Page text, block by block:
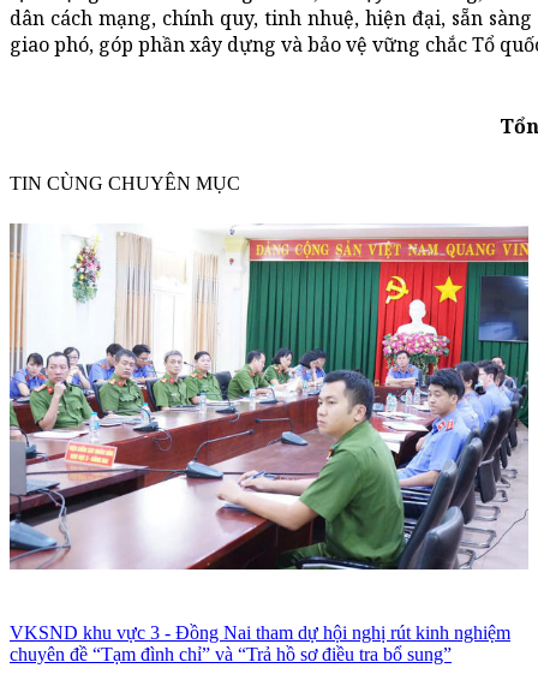
dân cách mạng, chính quy, tinh nhuệ, hiện đại, sẵn
giao phó, góp phần xây dựng và bảo vệ vững chắc Tổ
TIN CÙNG CHUYÊN MỤC
VKSND khu vực 3 - Đồng Nai tham dự hội nghị rút kinh nghiệm
chuyên đề “Tạm đình chỉ” và “Trả hồ sơ điều tra bổ sung”